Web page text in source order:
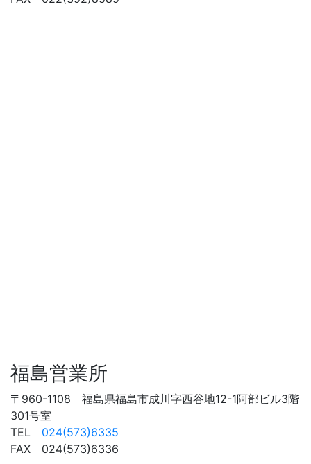
福島営業所
〒960-1108 福島県福島市成川字西谷地12-1阿部ビル3階
301号室
TEL 024(573)6335
FAX 024(573)6336